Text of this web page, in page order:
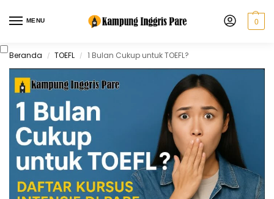
MENU 0
Beranda / TOEFL / 1 Bulan Cukup untuk TOEFL?